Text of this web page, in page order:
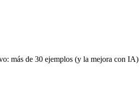
más de 30 ejemplos (y la mejora con IA)